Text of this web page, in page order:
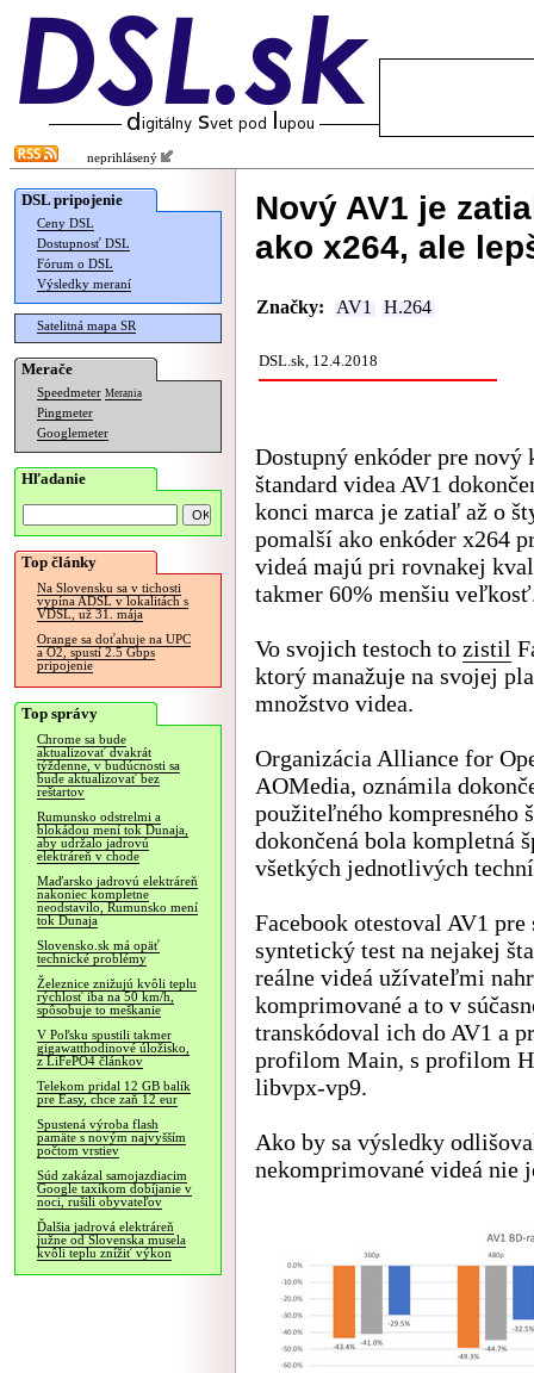
neprihlásený
DSL pripojenie
Ceny DSL
Dostupnosť DSL
Fórum o DSL
Výsledky meraní
Satelitná mapa SR
Merače
Speedmeter Merania
Pingmeter
Googlemeter
Hľadanie
Top články
Na Slovensku sa v tichosti
vypína ADSL v lokalitách s
VDSL, už 31. mája
Orange sa doťahuje na UPC
a O2, spustí 2.5 Gbps
pripojenie
Top správy
Chrome sa bude
aktualizovať dvakrát
týždenne, v budúcnosti sa
bude aktualizovať bez
reštartov
Rumunsko odstrelmi a
blokádou mení tok Dunaja,
aby udržalo jadrovú
elektráreň v chode
Maďarsko jadrovú elektráreň
nakoniec kompletne
neodstavilo, Rumunsko mení
tok Dunaja
Slovensko.sk má opäť
technické problémy
Železnice znižujú kvôli teplu
rýchlosť iba na 50 km/h,
spôsobuje to meškanie
V Poľsku spustili takmer
gigawatthodinové úložisko,
z LiFePO4 článkov
Telekom pridal 12 GB balík
pre Easy, chce zaň 12 eur
Spustená výroba flash
pamäte s novým najvyšším
počtom vrstiev
Súd zakázal samojazdiacim
Google taxíkom dobíjanie v
noci, rušili obyvateľov
Ďalšia jadrová elektráreň
južne od Slovenska musela
kvôli teplu znížiť výkon
Nový AV1 je
ako x264, ale
Značky: AV1 H.264
DSL.sk, 12.4.2018
Dostupný enkóder pre nový
štandard videa AV1
konci marca je zatiaľ až o
pomalší ako enkóder x264
videá majú pri rovnakej
takmer 60% menšiu
Vo svojich testoch to zistil
ktorý manažuje na svojej
množstvo videa.
Organizácia Alliance for
AOMedia, oznámila
použiteľného kompresného
dokončená bola kompletná
všetkých jednotlivých
Facebook otestoval AV1
syntetický test na nejakej
reálne videá užívateľmi
komprimované a to v
transkódoval ich do AV1 a
profilom Main, s profilom
libvpx-vp9.
Ako by sa výsledky
nekomprimované videá nie